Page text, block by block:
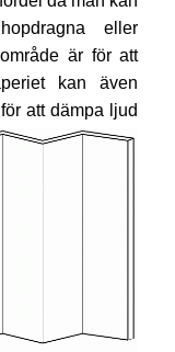
eller
är för att
kan även
att dämpa ljud